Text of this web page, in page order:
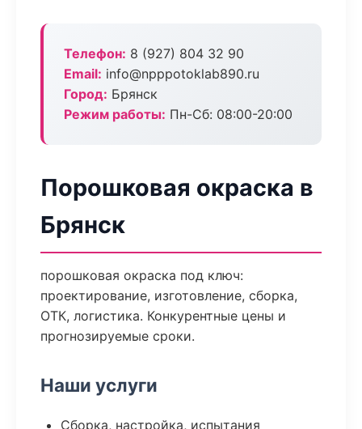
Телефон: 8 (927) 804 32 90
Email: info@npppotoklab890.ru
Город: Брянск
Режим работы: Пн-Сб: 08:00-20:00
Порошковая окраска в
Брянск
порошковая окраска под ключ:
проектирование, изготовление, сборка,
ОТК, логистика. Конкурентные цены и
прогнозируемые сроки.
Наши услуги
Сборка, настройка, испытания